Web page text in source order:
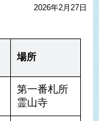
2026年2月27日
場所
第一番札所
霊山寺